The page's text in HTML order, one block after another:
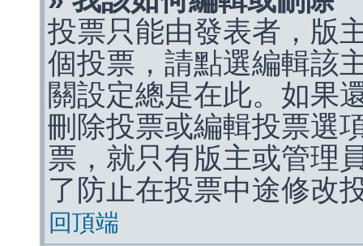
投票只能由發表者，版
個投票，請點選編輯該
關設定總是在此。如果
刪除投票或編輯投票選
票，就只有版主或管理
了防止在投票中途修改
回頂端